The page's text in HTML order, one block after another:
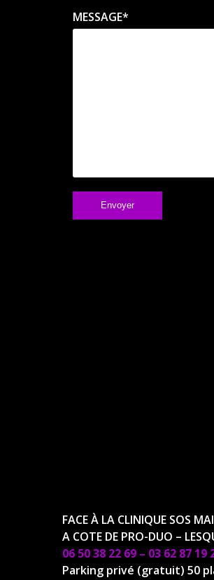
MESSAGE*
FACE À LA CLINIQUE SOS
A COTE DE PRO-DUO –
06 50 38 22 69 – 03 62 87 19
Parking privé (gratuit) 50